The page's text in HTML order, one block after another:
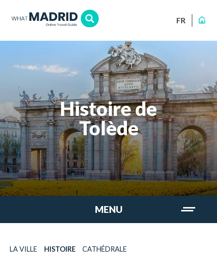
FR
Histoire de
Tolède
MENU
LA VILLE HISTOIRE CATHÉDRALE